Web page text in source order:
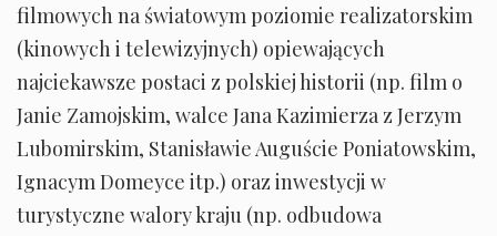
filmowych na światowym poziomie realizatorskim
(kinowych i telewizyjnych) opiewających
najciekawsze postaci z polskiej historii (np. film o
Janie Zamojskim, walce Jana Kazimierza z Jerzym
Lubomirskim, Stanisławie Auguście Poniatowskim,
Ignacym Domeyce itp.) oraz inwestycji w
turystyczne walory kraju (np. odbudowa